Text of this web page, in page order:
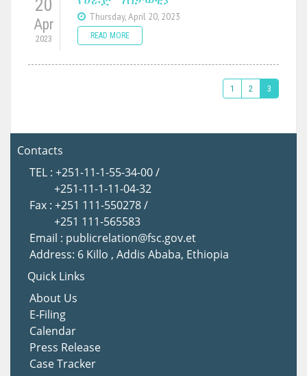
20
Apr
2023
Thursday, April 20, 2023
READ MORE
1 2 3
Contacts
TEL : +251-11-1-55-34-00 /
+251-11-1-11-04-32
Fax : +251 111-550278 /
+251 111-565583
Email : publicrelation@fsc.gov.et
Address: 6 Killo , Addis Ababa, Ethiopia
Quick Links
About Us
E-Filing
Calendar
Press Release
Case Tracker